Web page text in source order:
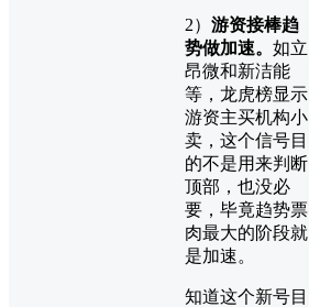
2） 游资接棒趋
势做加速。 如立
昂微和新洁能
等，龙虎榜显示
游资主买机构小
卖，这个信号目
的不是用来判断
顶部，也没必
要，毕竟趋势票
肉最大的阶段就
是加速。
知道这个新号目